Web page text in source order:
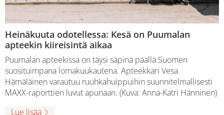
Heinäkuuta odotellessa: Kesä on Puumalan
apteekin kiireisintä aikaa
Puumalan apteekissa on täysi säpinä päällä Suomen
suosituimpana lomakuukautena. Apteekkari Vesa
Hämäläinen varautuu ruuhkahuippuihin suunnitelmallisesti
MAXX-raporttien luvut apunaan. (Kuva: Anna-Katri Hänninen)
Lue lisää